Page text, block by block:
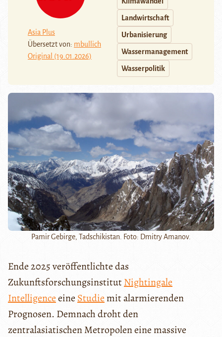
Asia Plus
Übersetzt von: mbullich
Original (19.01.2026)
Landwirtschaft
Urbanisierung
Wassermanagement
Wasserpolitik
Pamir Gebirge, Tadschikistan. Foto: Dmitry Amanov.
Ende 2025 veröffentlichte das
ZukunftsforschungsinstitutNightingale
IntelligenceeineStudiemit alarmierenden
Prognosen. Demnach droht den
zentralasiatischen Metropolen eine massive